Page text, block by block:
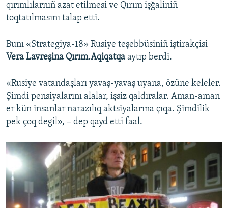
qırımlılarnıñ azat etilmesi ve Qırım işğaliniñ
toqtatılmasını talap etti.
Bunı «Strategiya-18» Rusiye teşebbüsiniñ iştirakçisi
Vera Lavreşina Qırım.Aqiqatqa aytıp berdi.
«Rusiye vatandaşları yavaş-yavaş uyana, özüne keleler.
Şimdi pensiyalarını alalar, işsiz qaldıralar. Aman-aman
er kün insanlar narazılıq aktsiyalarına çıqa. Şimdilik
pek çoq degil», – dep qayd etti faal.